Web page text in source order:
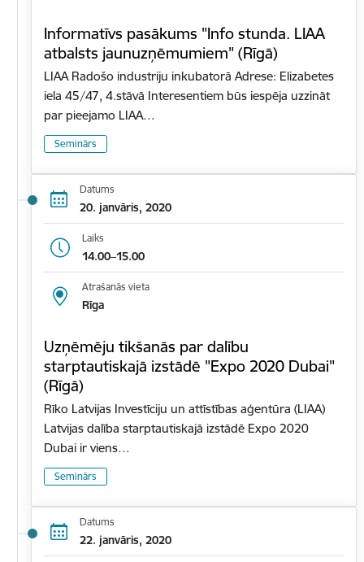
Informatīvs pasākums "Info stunda. LIAA
atbalsts jaunuzņēmumiem" (Rīgā)
LIAA Radošo industriju inkubatorā Adrese: Elizabetes
iela 45/47, 4.stāvā Interesentiem būs iespēja uzzināt
par pieejamo LIAA…
Seminārs
Datums
20. janvāris, 2020
Laiks
14.00–15.00
Atrašanās vieta
Rīga
Uzņēmēju tikšanās par dalību
starptautiskajā izstādē "Expo 2020 Dubai"
(Rīgā)
Rīko Latvijas Investīciju un attīstības aģentūra (LIAA)
Latvijas dalība starptautiskajā izstādē Expo 2020
Dubai ir viens…
Seminārs
Datums
22. janvāris, 2020